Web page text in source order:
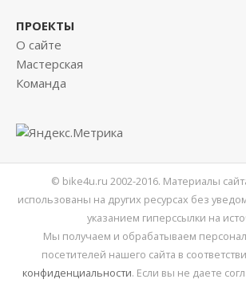
ПРОЕКТЫ
О сайте
Мастерская
Команда
© bike4u.ru 2002-2016. Материалы
использованы на других ресурсах без
указанием гиперссылки на
Мы получаем и обрабатываем
посетителей нашего сайта в
конфиденциальности. Если вы не даете